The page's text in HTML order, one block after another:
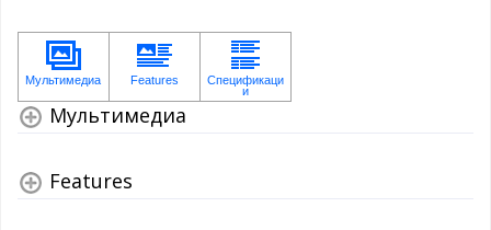
Мультимедиа
Features